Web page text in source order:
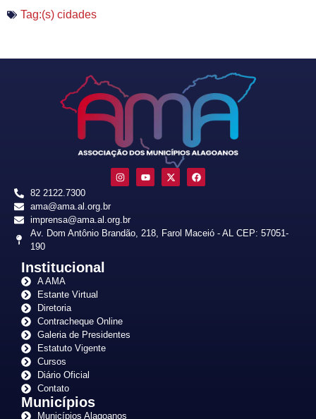
Tag:(s) cidades
82 2122.7300
ama@ama.al.org.br
imprensa@ama.al.org.br
Av. Dom Antônio Brandão, 218, Farol Maceió - AL CEP: 57051-
190
Institucional
A AMA
Estante Virtual
Diretoria
Contracheque Online
Galeria de Presidentes
Estatuto Vigente
Cursos
Diário Oficial
Contato
Municípios
Municípios Alagoanos